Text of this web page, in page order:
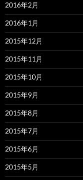
2016年2月
2016年1月
2015年12月
2015年11月
2015年10月
2015年9月
2015年8月
2015年7月
2015年6月
2015年5月